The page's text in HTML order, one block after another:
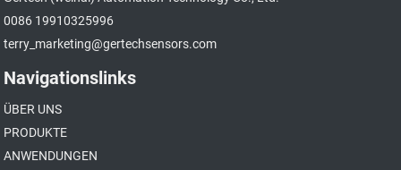
0086 19910325996
terry_marketing@gertechsensors.com
Navigationslinks
ÜBER UNS
PRODUKTE
ANWENDUNGEN